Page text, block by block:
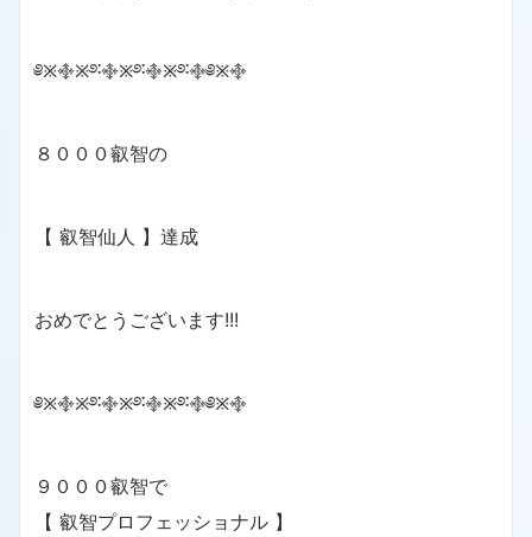
༅྿࿇྿࿔࿒࿇྿࿔࿒࿇྿࿔࿒࿇༅྿࿇
８０００叡智の
【 叡智仙人 】達成
おめでとうございます!!!
༅྿࿇྿࿔࿒࿇྿࿔࿒࿇྿࿔࿒࿇༅྿࿇
９０００叡智で
【 叡智プロフェッショナル 】